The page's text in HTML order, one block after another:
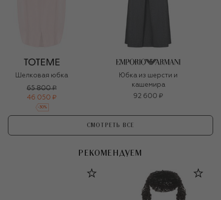
Шелковая юбка
65 800 ₽
46 050 ₽
-30%
Юбка из шерсти и
кашемира
92 600 ₽
СМОТРЕТЬ ВСЕ
РЕКОМЕНДУЕМ